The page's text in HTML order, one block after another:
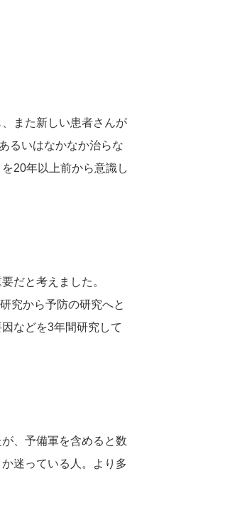
また新しい患者さんが
るいはなかなか治らな
20年以上前から意識し
だと考えました。
究から予防の研究へと
などを3年間研究して
、予備軍を含めると数
迷っている人。より多